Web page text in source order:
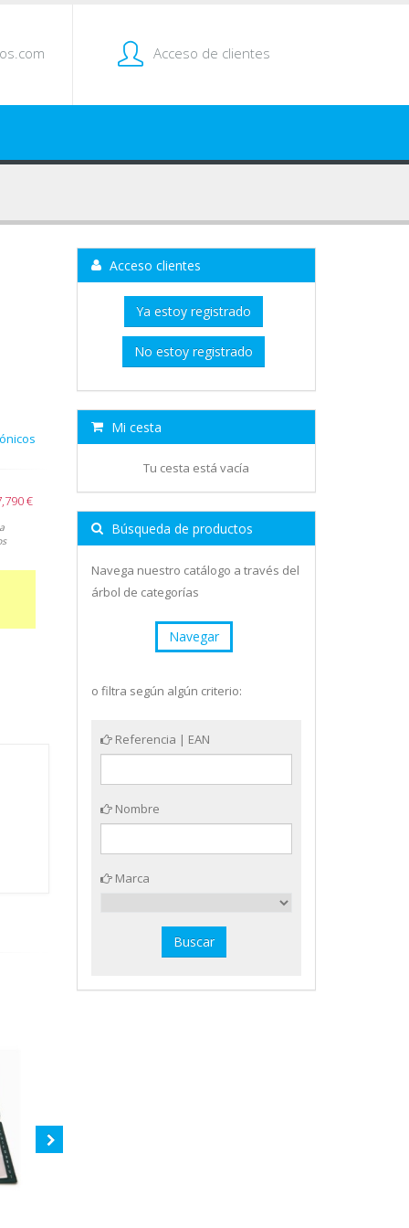
Acceso de clientes
€
Acceso clientes
Ya estoy registrado
No estoy registrado
Mi cesta
Tu cesta está vacía
Búsqueda de productos
Navega nuestro catálogo a través del
árbol de categorías
Navegar
o filtra según algún criterio:
Referencia | EAN
Nombre
Marca